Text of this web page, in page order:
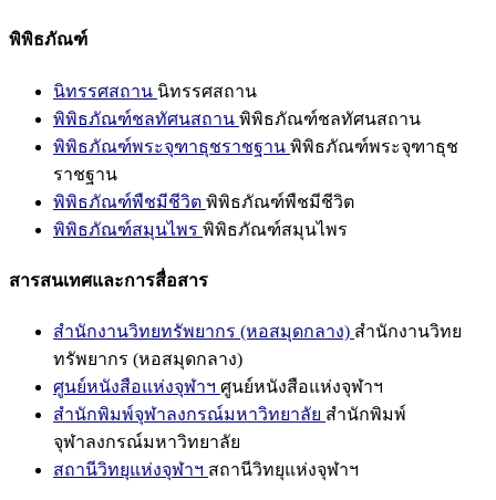
พิพิธภัณฑ์
นิทรรศสถาน นิทรรศสถาน
พิพิธภัณฑ์ชลทัศนสถาน พิพิธภัณฑ์ชลทัศนสถาน
พิพิธภัณฑ์พระจุฑาธุชราชฐาน พิพิธภัณฑ์พระจุฑาธุช
ราชฐาน
พิพิธภัณฑ์พืชมีชีวิต พิพิธภัณฑ์พืชมีชีวิต
พิพิธภัณฑ์สมุนไพร พิพิธภัณฑ์สมุนไพร
สารสนเทศและการสื่อสาร
สำนักงานวิทยทรัพยากร (หอสมุดกลาง) สำนักงานวิทย
ทรัพยากร (หอสมุดกลาง)
ศูนย์หนังสือแห่งจุฬาฯ ศูนย์หนังสือแห่งจุฬาฯ
สำนักพิมพ์จุฬาลงกรณ์มหาวิทยาลัย สำนักพิมพ์
จุฬาลงกรณ์มหาวิทยาลัย
สถานีวิทยุแห่งจุฬาฯ สถานีวิทยุแห่งจุฬาฯ